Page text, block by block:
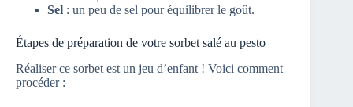
Sel : un peu de sel pour équilibrer le goût.
Étapes de préparation de votre sorbet salé au pesto
Réaliser ce sorbet est un jeu d’enfant ! Voici comment
procéder :